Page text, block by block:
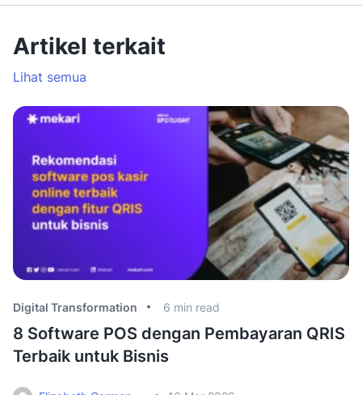
Artikel terkait
Lihat semua
Digital Transformation 6 min read
8 Software POS dengan Pembayaran QRIS
Terbaik untuk Bisnis